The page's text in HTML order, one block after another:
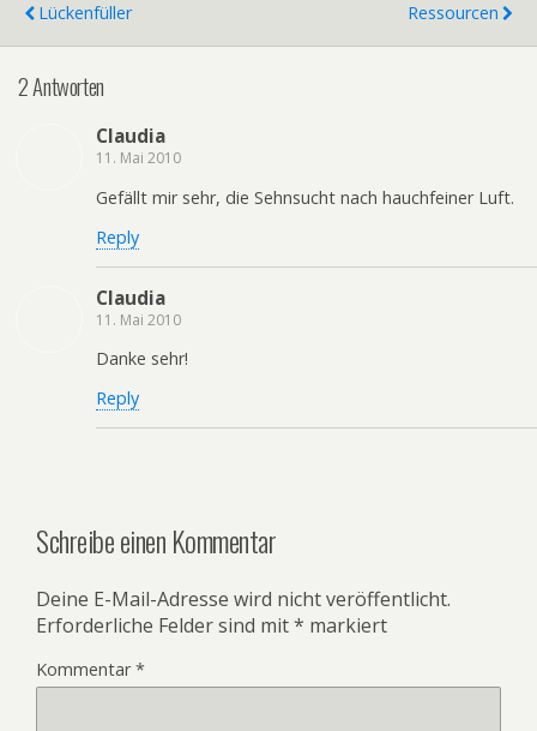
Lückenfüller
Ressourcen
2 Antworten
Claudia
11. Mai 2010
Gefällt mir sehr, die Sehnsucht nach hauchfeiner Luft.
Reply
Claudia
11. Mai 2010
Danke sehr!
Reply
Schreibe einen Kommentar
Deine E-Mail-Adresse wird nicht veröffentlicht.
Erforderliche Felder sind mit* markiert
Kommentar*